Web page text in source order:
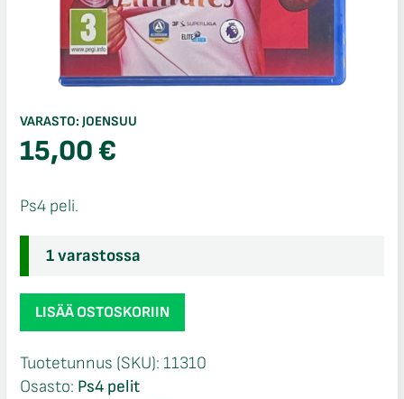
VARASTO: JOENSUU
15,00€
Ps4 peli.
1 varastossa
Fifa
20
määrä
LISÄÄ OSTOSKORIIN
Tuotetunnus (SKU): 11310
Osasto: Ps4 pelit